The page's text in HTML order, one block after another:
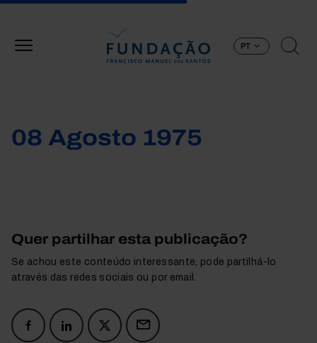
PT
08 Agosto 1975
Quer partilhar esta publicação?
Se achou este conteúdo interessante, pode partilhá-lo
através das redes sociais ou por email.